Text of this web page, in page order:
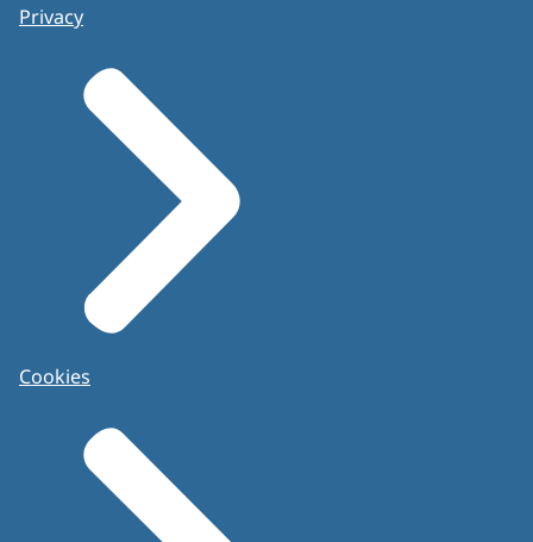
Privacy
Cookies